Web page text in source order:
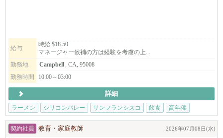
給与
時給 $18.50
マネージャー候補の方は経験を考慮の上...
勤務地
Campbell , CA, 95008
勤務時間
10:00～03:00
詳細
ラーメン
シリコンバレー サンフランシスコ 飲食 高年俸
契約社員 教育・家庭教師 2026年07月08日(水)